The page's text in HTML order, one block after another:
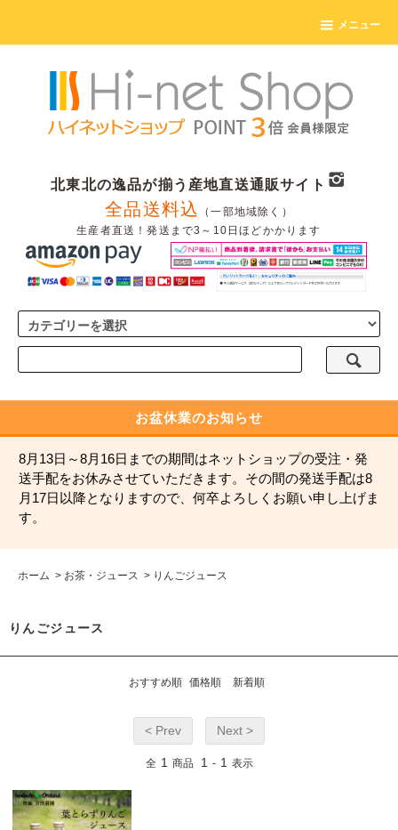
メニュー
北東北の逸品が揃う産地直送通販サイト
全品送料込
（一部地域除く）
生産者直送！発送まで3～10日ほどかかります
お盆休業のお知らせ
8月13日～8月16日までの期間はネットショップの受注・発
送手配をお休みさせていただきます。その間の発送手配は8
月17日以降となりますので、何卒よろしくお願い申し上げま
す。
ホーム > お茶・ジュース > りんごジュース
りんごジュース
おすすめ順 価格順 新着順
< Prev Next >
全 1 商品 1 - 1 表示